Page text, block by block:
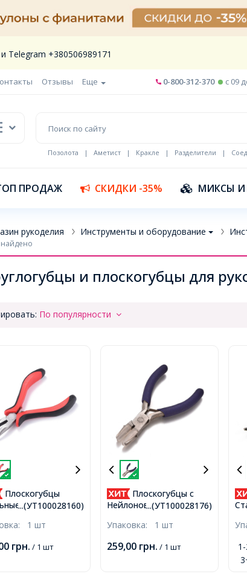
Telegram +380506989171
Отзывы Еще 0-800-312-370 c 09
Позолота | Аметист | Кракле | Разделители |
ПРОДАЖ СКИДКИ -35% МИКСЫ И
рукоделия Инструменты и оборудование
и плоскогубцы для
По популярности
...(УТ100028160)
Плоскогубцы
с Изогнутым
и
1 шт
грн. / 1 шт
...(УТ100028176)
Плоскогубцы с
Нейлоновыми
с Хрупкими
Синие,
Упаковка: 1 шт
259,00 грн. / 1 шт